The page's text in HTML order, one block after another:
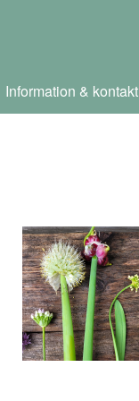
Information & kontakt